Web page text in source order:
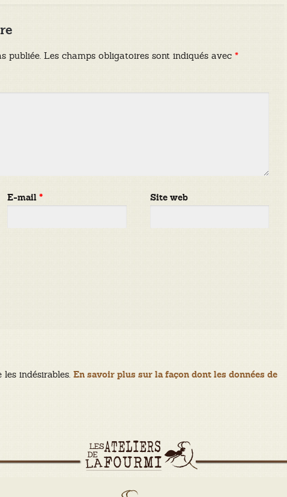
publiée. Les champs obligatoires sont indiqués avec*
E-mail* Site web
indésirables.En savoir plus sur la façon dont les données de